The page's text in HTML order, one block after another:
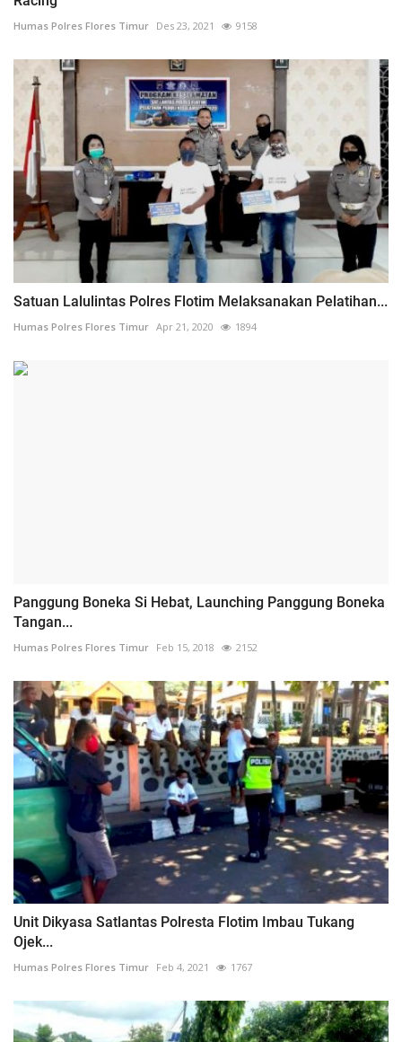
Humas Polres Flores Timur Des 23, 2021 9158
Satuan Lalulintas Polres Flotim Melaksanakan Pelatihan...
Humas Polres Flores Timur Apr 21, 2020 1894
Panggung Boneka Si Hebat, Launching Panggung Boneka
Tangan...
Humas Polres Flores Timur Feb 15, 2018 2152
Unit Dikyasa Satlantas Polresta Flotim Imbau Tukang
Ojek...
Humas Polres Flores Timur Feb 4, 2021 1767